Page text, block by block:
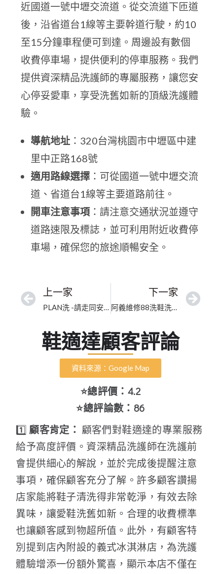
近國道一號中壢交流道。從交流道下匝道
後，沿省道台1線等主要幹道行駛，約10
至15分鐘車程便可到達。周邊設有數個
收費停車場，提供便利的停車服務。我們
提供資深精品洗護師的專屬服務，讓您安
心停妥愛車，享受洗舊如新的頂級洗護體
驗。
導航地址 ：320台灣桃園市中壢區中建
里中正路168號
適用路線選擇 ：可從國道一號中壢交流
道、省道台1線等主要道路前往。
開車注意事項 ：請注意交通狀況並遵守
道路速限及標誌，並可利用附近收費停
車場，確保您的旅途順暢安全。
上一家
PLAN洗 -請走同安親子公園內的前門進入- 洗鞋|洗包|洗帽|鍍膜|整染｜桃園老花包包除霉｜細緻去污還原，煥發高奢包款光采
下一家
阿義維修88洗鞋洗包包工坊｜桃園市五金去氧化拋光｜細節完美潔淨高奢包袋、煥然一新
鞋適達顧客評論
資料來源：Google Map
⭐總評價：4.2
⭐總評論數：86
1️⃣ 顧客肯定： 顧客們對鞋適達的專業服務
給予高度評價。資深精品洗護師在洗護前
會提供細心的解說，並於完成後提醒注意
事項，確保顧客充分了解。許多顧客讚揚
店家能將鞋子清洗得非常乾淨，有效去除
異味，讓愛鞋洗舊如新。合理的收費標準
也讓顧客感到物超所值。此外，有顧客特
別提到店內附設的義式冰淇淋店，為洗護
體驗增添一份額外驚喜，顯示本店不僅在